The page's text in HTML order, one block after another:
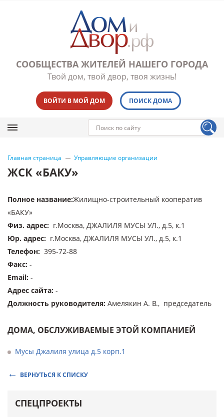
СООБЩЕСТВА ЖИТЕЛЕЙ НАШЕГО ГОРОДА
Твой дом, твой двор, твоя жизнь!
ВОЙТИ В МОЙ ДОМ ПОИСК ДОМА
Главная страница Управляющие организации
ЖСК «БАКУ»
Полное название:Жилищно-строительный кооператив
«БАКУ»
Физ. адрес: г.Москва, ДЖАЛИЛЯ МУСЫ УЛ., д.5, к.1
Юр. адрес: г.Москва, ДЖАЛИЛЯ МУСЫ УЛ., д.5, к.1
Телефон: 395-72-88
Факс: -
Email: -
Адрес сайта: -
Должность руководителя: Амелякин А. В., председатель
ДОМА, ОБСЛУЖИВАЕМЫЕ ЭТОЙ КОМПАНИЕЙ
Мусы Джалиля улица д.5 корп.1
ВЕРНУТЬСЯ К СПИСКУ
СПЕЦПРОЕКТЫ